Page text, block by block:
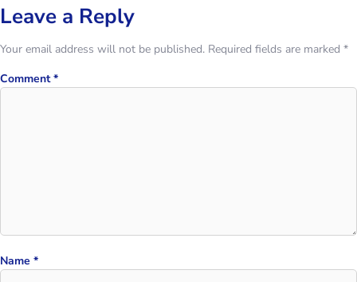
Leave a Reply
Your email address will not be published. Required fields are marked *
Comment*
Name *